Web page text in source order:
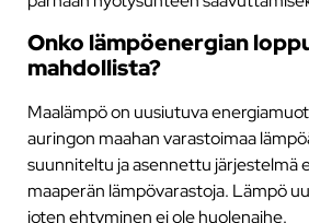
Onko lämpöenergian
mahdollista?
Maalämpö on uusiutuva
auringon maahan varastoimaa
suunniteltu ja asennettu järjestelmä
maaperän lämpövarastoja. Lämpö
joten ehtyminen ei ole huolenaihe.